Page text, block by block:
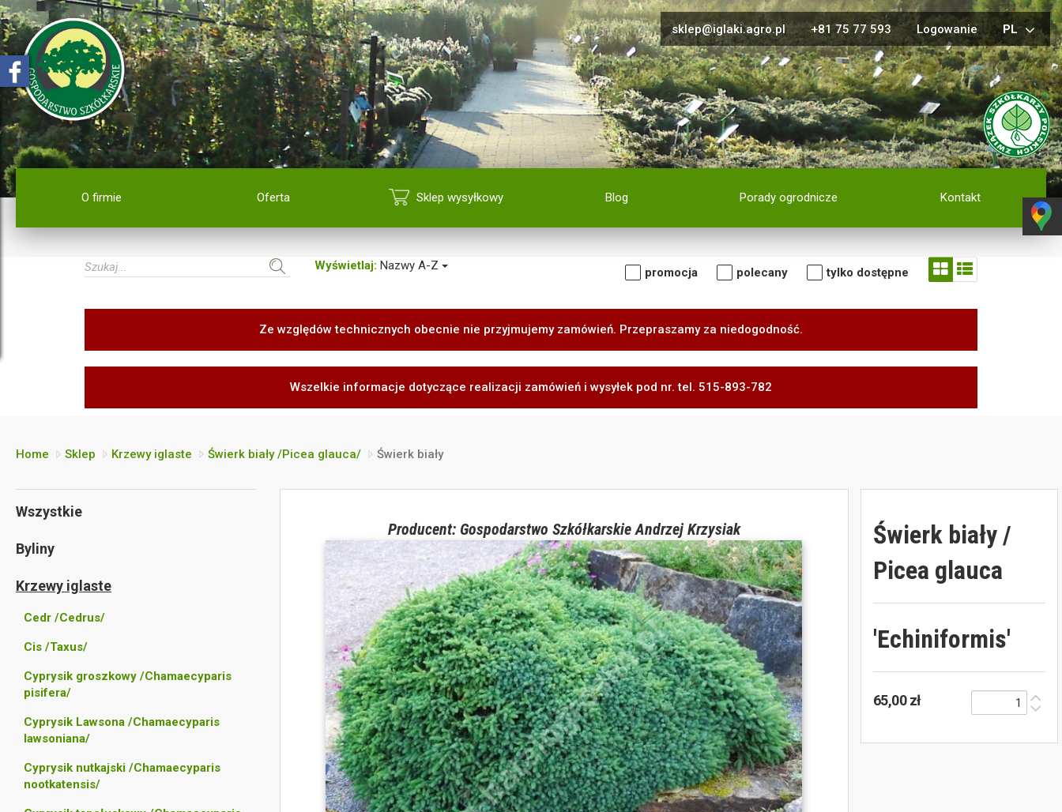
sklep@iglaki.agro.pl +81 75 77 593 Logowanie PL
O firmie Oferta Sklep wysyłkowy Blog Porady ogrodnicze Kontakt
Wyświetlaj: Nazwy A-Z promocja polecany tylko dostępne
Ze względów technicznych obecnie nie przyjmujemy zamówień. Przepraszamy za niedogodność.
Wszelkie informacje dotyczące realizacji zamówień i wysyłek pod nr. tel. 515-893-782
Home Sklep Krzewy iglaste Świerk biały /Picea glauca/ Świerk biały
Wszystkie
Byliny
Krzewy iglaste
Cedr /Cedrus/
Cis /Taxus/
Cyprysik groszkowy /Chamaecyparis
pisifera/
Cyprysik Lawsona /Chamaecyparis
lawsoniana/
Cyprysik nutkajski /Chamaecyparis
nootkatensis/
Producent: Gospodarstwo Szkółkarskie Andrzej Krzysiak
Świerk biały /
Picea glauca
'Echiniformis'
65,00 zł